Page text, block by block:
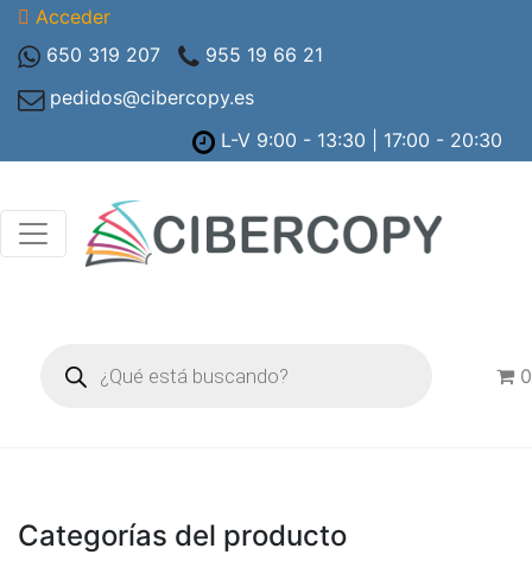
Acceder
650 319 207
955 19 66 21
pedidos@cibercopy.es
L-V 9:00 - 13:30 | 17:00 - 20:30
productos
0
Categorías del producto